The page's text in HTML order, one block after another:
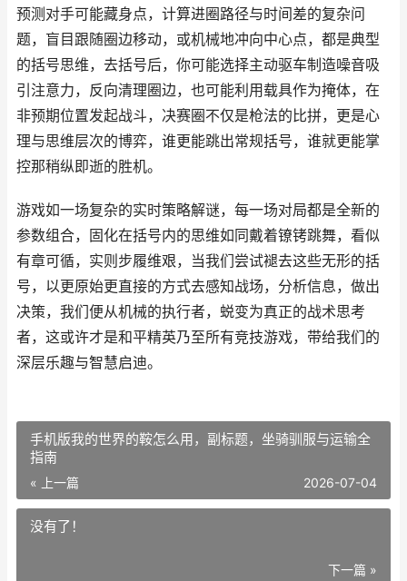
预测对手可能藏身点，计算进圈路径与时间差的复杂问
题，盲目跟随圈边移动，或机械地冲向中心点，都是典型
的括号思维，去括号后，你可能选择主动驱车制造噪音吸
引注意力，反向清理圈边，也可能利用载具作为掩体，在
非预期位置发起战斗，决赛圈不仅是枪法的比拼，更是心
理与思维层次的博弈，谁更能跳出常规括号，谁就更能掌
控那稍纵即逝的胜机。
游戏如一场复杂的实时策略解谜，每一场对局都是全新的
参数组合，固化在括号内的思维如同戴着镣铐跳舞，看似
有章可循，实则步履维艰，当我们尝试褪去这些无形的括
号，以更原始更直接的方式去感知战场，分析信息，做出
决策，我们便从机械的执行者，蜕变为真正的战术思考
者，这或许才是和平精英乃至所有竞技游戏，带给我们的
深层乐趣与智慧启迪。
手机版我的世界的鞍怎么用，副标题，坐骑驯服与运输全
指南
« 上一篇 2026-07-04
没有了！
下一篇 »